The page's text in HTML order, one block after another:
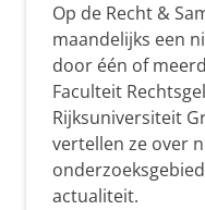
Op de Recht &
maandelijks een
door één of
Faculteit
Rijksuniversiteit
vertellen ze over
actualiteit.